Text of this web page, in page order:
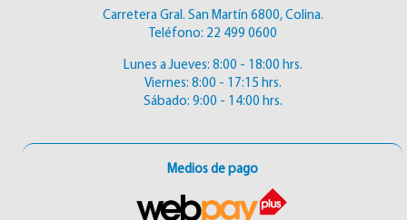
Carretera Gral. San Martín 6800, Colina.
Teléfono: 22 499 0600
Lunes a Jueves: 8:00 - 18:00 hrs.
Viernes: 8:00 - 17:15 hrs.
Sábado: 9:00 - 14:00 hrs.
Medios de pago